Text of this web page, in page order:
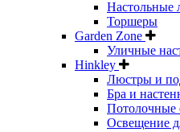
Настольные
Торшеры
Garden Zone
Уличные
Hinkley
Люстры и
Бра и
Потолочные
Освещение